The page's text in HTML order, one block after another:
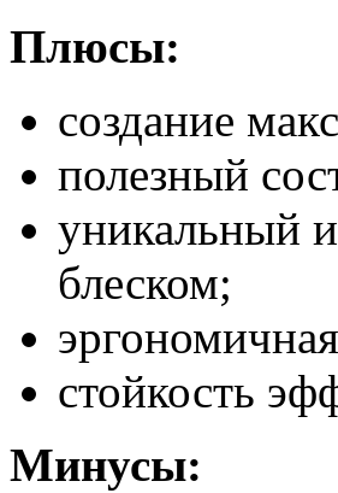
Плюсы:
создание
полезный
уникальный
блеском;
стойкость
Минусы: